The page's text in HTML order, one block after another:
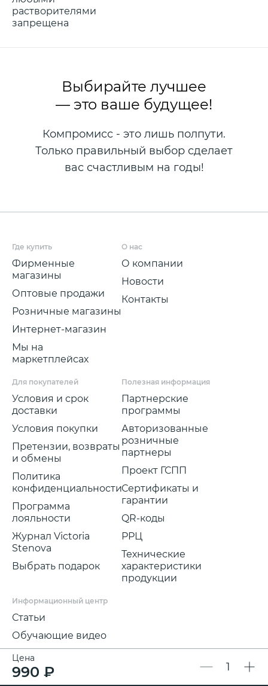
Цена
990 ₽
растворителями
запрещена
Выбирайте лучшее
— это ваше будущее!
Компромисс - это лишь полпути.
Только правильный выбор сделает
вас счастливым на годы!
Где купить
Фирменные
магазины
Оптовые продажи
Розничные магазины
Интернет-магазин
Мы на
маркетплейсах
О нас
О компании
Новости
Контакты
Для покупателей
Условия и срок
доставки
Условия покупки
Претензии, возвраты
и обмены
Политика
конфиденциальности
Программа
лояльности
Журнал Victoria
Stenova
Выбрать подарок
Полезная информация
Партнерские
программы
Авторизованные
розничные
партнеры
Проект ГСПП
Сертификаты и
гарантии
QR-коды
РРЦ
Технические
характеристики
продукции
Информационный центр
Статьи
Обучающие видео
Мы в соц.сетях:
Rutube